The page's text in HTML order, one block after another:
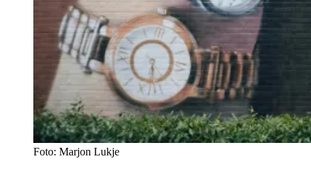
Foto: Marjon Lukje